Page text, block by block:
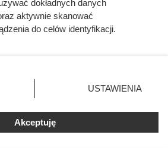
z obojgiem płci i romans z
Ta relacja była najbardziej
związkiem w historii sztuki
Dziś nikt by na to nie pozwolił
dokładnych danych
aktywnie skanować
do celów identyfikacji.
przycisk ustawień prywatności
dolnym rogu strony. Niektóre
prawo sprzeciwić się takiemu
będą miały zastosowania tylko
USTAWIENIA
Akceptuję